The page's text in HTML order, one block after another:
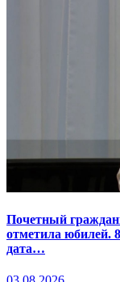
Почетный
отметила юбилей.
дата…